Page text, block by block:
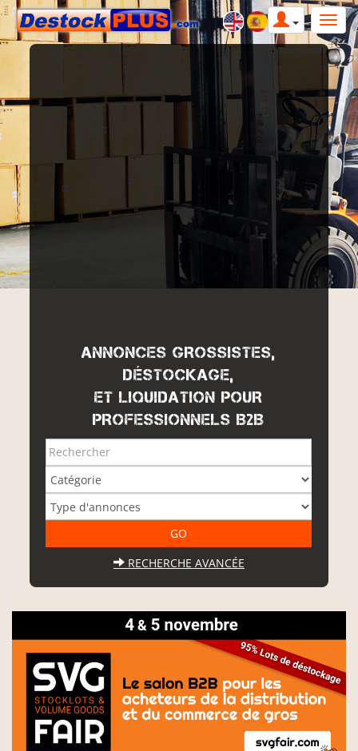
ANNONCES GROSSISTES,
DÉSTOCKAGE,
ET LIQUIDATION POUR
PROFESSIONNELS B2B
RECHERCHE AVANCÉE